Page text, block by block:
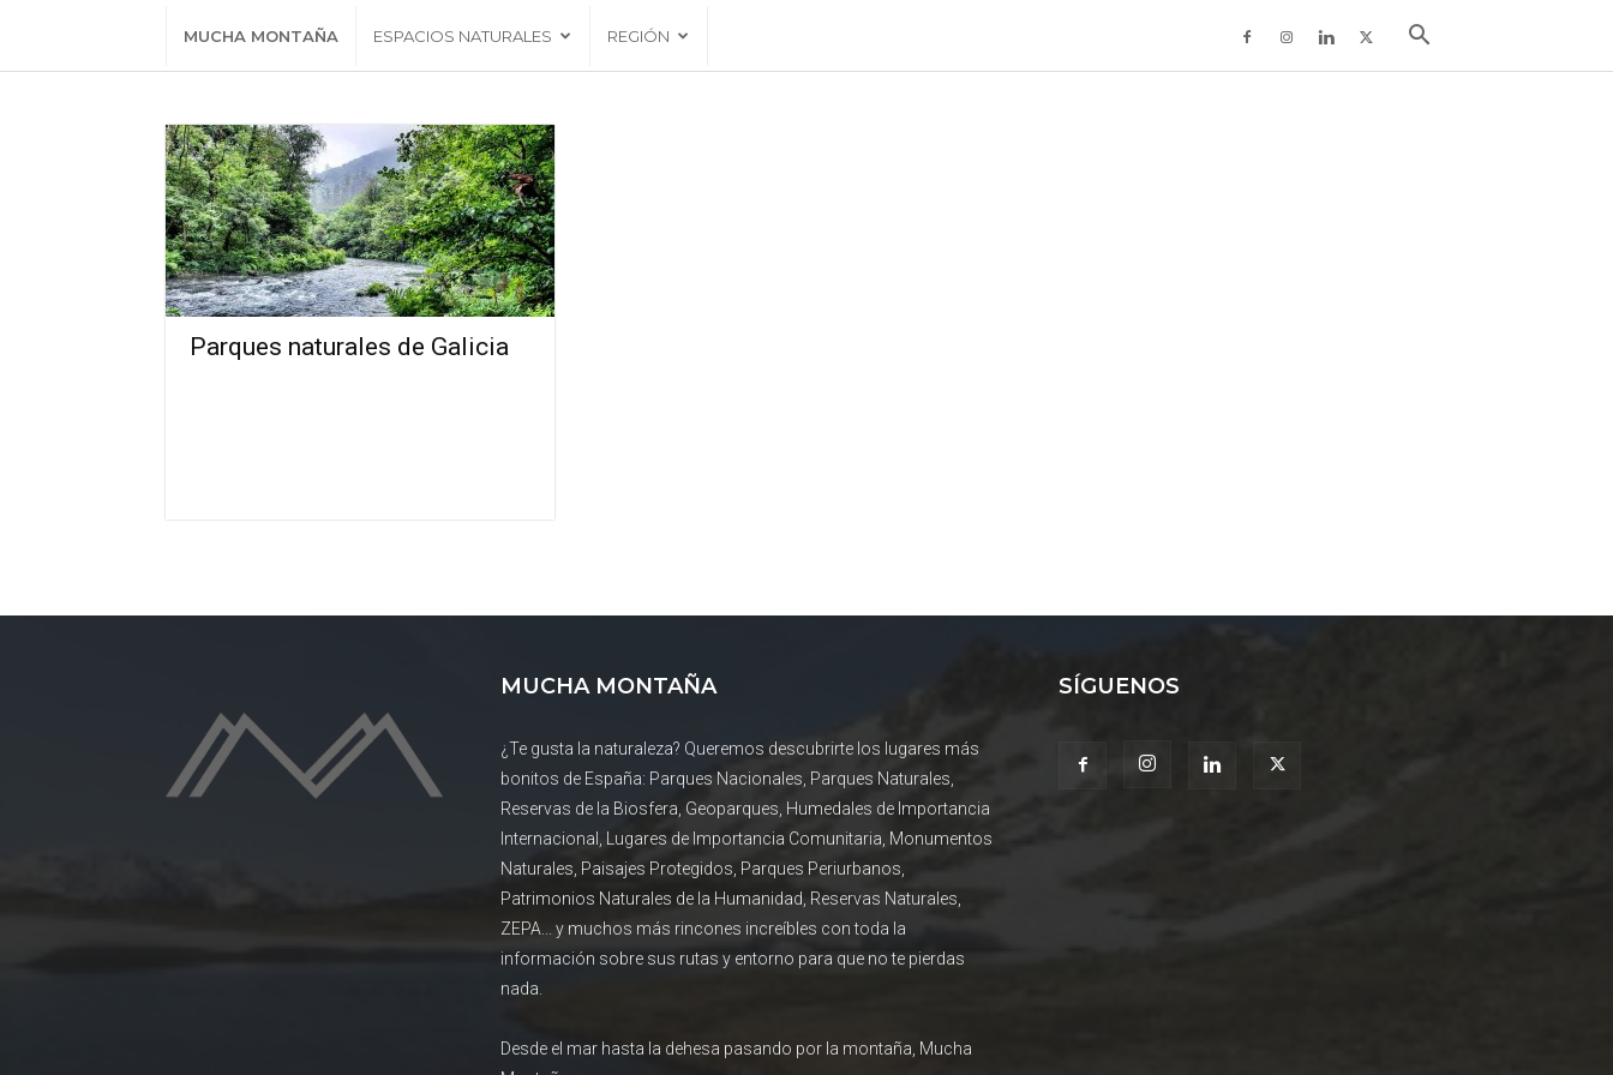
MUCHA MONTAÑA ESPACIOS NATURALES REGIÓN
Parques naturales de Galicia
MUCHA MONTAÑA
¿Te gusta la naturaleza? Queremos descubrirte los lugares más
bonitos de España: Parques Nacionales, Parques Naturales,
Reservas de la Biosfera, Geoparques, Humedales de Importancia
Internacional, Lugares de Importancia Comunitaria, Monumentos
Naturales, Paisajes Protegidos, Parques Periurbanos,
Patrimonios Naturales de la Humanidad, Reservas Naturales,
ZEPA... y muchos más rincones increíbles con toda la
información sobre sus rutas y entorno para que no te pierdas
nada.
Desde el mar hasta la dehesa pasando por la montaña, Mucha
SÍGUENOS